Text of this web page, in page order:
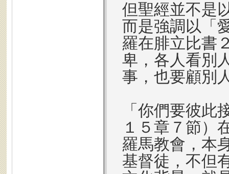
但聖經並不是
而是強調以「
羅在腓立比書
卑，各人看別
事，也要顧別
「你們要彼此
１５章７節）
羅馬教會，本
基督徒，不但